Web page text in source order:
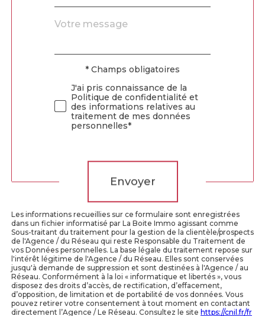
Fieldset
Message
*
Validation* Champs obligatoires
J'ai pris connaissance de la
Politique de confidentialité et
des informations relatives au
traitement de mes données
personnelles*
Envoyer
Les informations recueillies sur ce formulaire sont enregistrées
dans un fichier informatisé par La Boite Immo agissant comme
Sous-traitant du traitement pour la gestion de la clientèle/prospects
de l'Agence / du Réseau qui reste Responsable du Traitement de
vos Données personnelles. La base légale du traitement repose sur
l'intérêt légitime de l'Agence / du Réseau. Elles sont conservées
jusqu'à demande de suppression et sont destinées à l'Agence / au
Réseau. Conformément à la loi « informatique et libertés », vous
disposez des droits d’accès, de rectification, d’effacement,
d’opposition, de limitation et de portabilité de vos données. Vous
pouvez retirer votre consentement à tout moment en contactant
directement l’Agence / Le Réseau. Consultez le site https://cnil.fr/fr